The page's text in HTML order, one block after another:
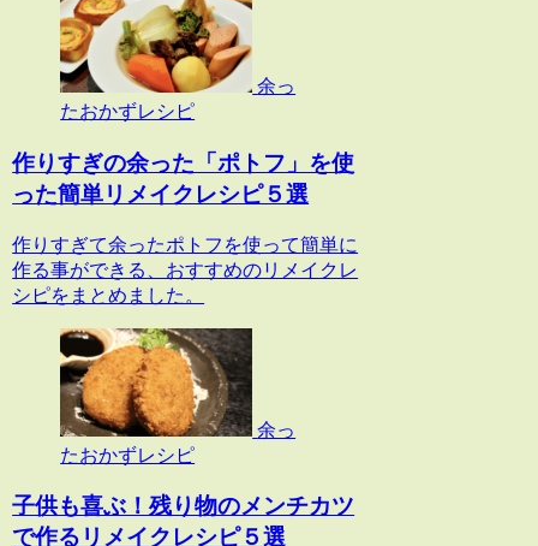
余っ
たおかずレシピ
作りすぎの余った「ポトフ」を使
った簡単リメイクレシピ５選
作りすぎて余ったポトフを使って簡単に
作る事ができる、おすすめのリメイクレ
シピをまとめました。
余っ
たおかずレシピ
子供も喜ぶ！残り物のメンチカツ
で作るリメイクレシピ５選